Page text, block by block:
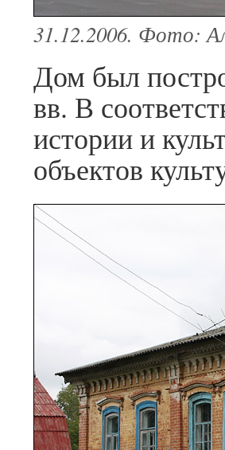
31.12.2006. Фото:
Дом был
вв. В
истории и
объектов